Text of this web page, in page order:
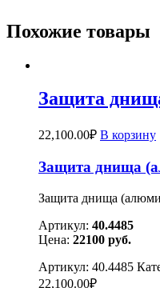
Похожие товары
Защита
22,100.00₽ В корзину
Защита днища
Защита днища
Артикул: 40.4485
Цена: 22100 руб.
Артикул: 40.4485
22,100.00₽